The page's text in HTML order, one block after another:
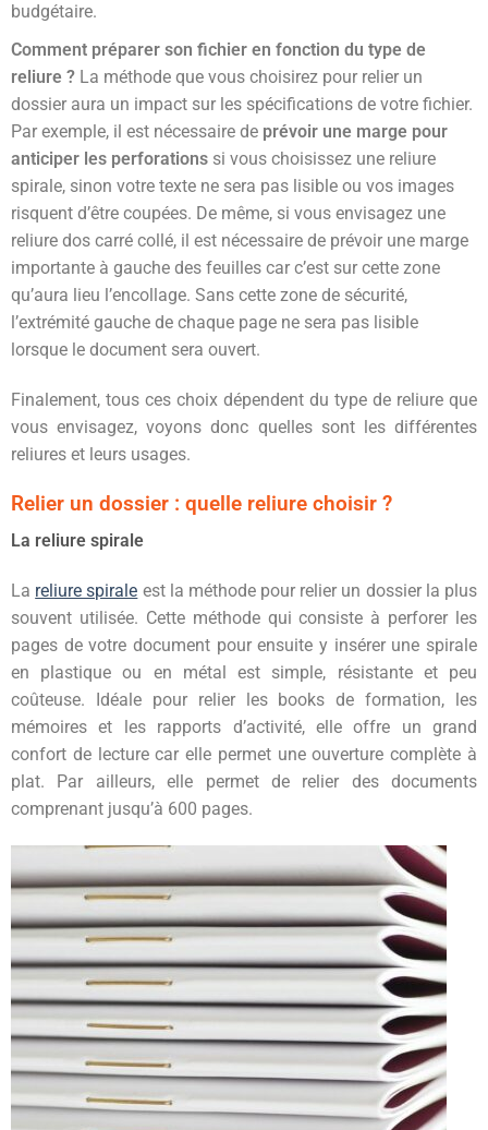
budgétaire.
Comment préparer son fichier en fonction du type de
reliure ? La méthode que vous choisirez pour relier un
dossier aura un impact sur les spécifications de votre fichier.
Par exemple, il est nécessaire de prévoir une marge pour
anticiper les perforations si vous choisissez une reliure
spirale, sinon votre texte ne sera pas lisible ou vos images
risquent d’être coupées. De même, si vous envisagez une
reliure dos carré collé, il est nécessaire de prévoir une marge
importante à gauche des feuilles car c’est sur cette zone
qu’aura lieu l’encollage. Sans cette zone de sécurité,
l’extrémité gauche de chaque page ne sera pas lisible
lorsque le document sera ouvert.
Finalement, tous ces choix dépendent du type de reliure que
vous envisagez, voyons donc quelles sont les différentes
reliures et leurs usages.
Relier un dossier : quelle reliure choisir ?
La reliure spirale
La reliure spirale est la méthode pour relier un dossier la plus
souvent utilisée. Cette méthode qui consiste à perforer les
pages de votre document pour ensuite y insérer une spirale
en plastique ou en métal est simple, résistante et peu
coûteuse. Idéale pour relier les books de formation, les
mémoires et les rapports d’activité, elle offre un grand
confort de lecture car elle permet une ouverture complète à
plat. Par ailleurs, elle permet de relier des documents
comprenant jusqu’à 600 pages.